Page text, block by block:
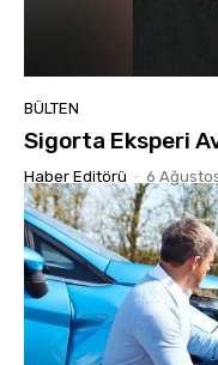
BÜLTEN
Sigorta Eksperi
Haber Editörü - 6